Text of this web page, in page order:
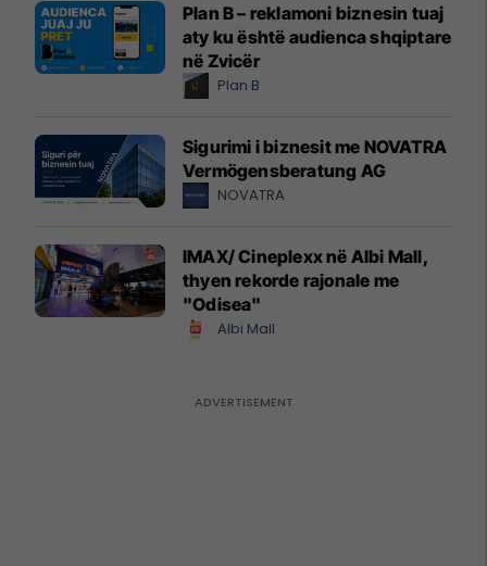
Plan B – reklamoni biznesin tuaj
aty ku është audienca shqiptare
në Zvicër
Plan B
Sigurimi i biznesit me NOVATRA
Vermögensberatung AG
NOVATRA
IMAX/ Cineplexx në Albi Mall,
thyen rekorde rajonale me
"Odisea"
Albi Mall